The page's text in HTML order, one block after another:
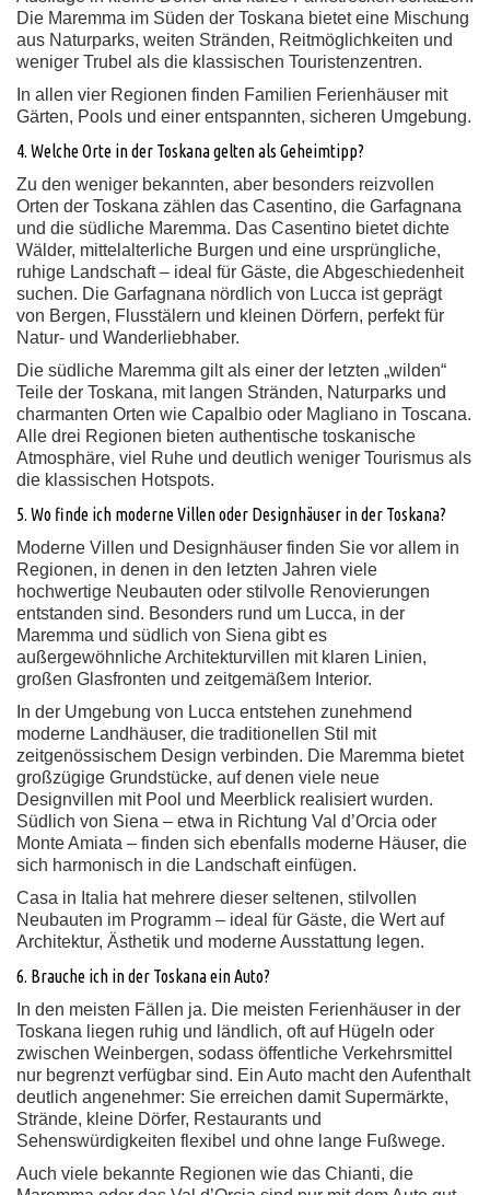
Die Maremma im Süden der Toskana bietet eine Mischung
aus Naturparks, weiten Stränden, Reitmöglichkeiten und
weniger Trubel als die klassischen Touristenzentren.
In allen vier Regionen finden Familien Ferienhäuser mit
Gärten, Pools und einer entspannten, sicheren Umgebung.
4. Welche Orte in der Toskana gelten als Geheimtipp?
Zu den weniger bekannten, aber besonders reizvollen
Orten der Toskana zählen das Casentino, die Garfagnana
und die südliche Maremma. Das Casentino bietet dichte
Wälder, mittelalterliche Burgen und eine ursprüngliche,
ruhige Landschaft – ideal für Gäste, die Abgeschiedenheit
suchen. Die Garfagnana nördlich von Lucca ist geprägt
von Bergen, Flusstälern und kleinen Dörfern, perfekt für
Natur- und Wanderliebhaber.
Die südliche Maremma gilt als einer der letzten „wilden“
Teile der Toskana, mit langen Stränden, Naturparks und
charmanten Orten wie Capalbio oder Magliano in Toscana.
Alle drei Regionen bieten authentische toskanische
Atmosphäre, viel Ruhe und deutlich weniger Tourismus als
die klassischen Hotspots.
5. Wo finde ich moderne Villen oder Designhäuser in der Toskana?
Moderne Villen und Designhäuser finden Sie vor allem in
Regionen, in denen in den letzten Jahren viele
hochwertige Neubauten oder stilvolle Renovierungen
entstanden sind. Besonders rund um Lucca, in der
Maremma und südlich von Siena gibt es
außergewöhnliche Architekturvillen mit klaren Linien,
großen Glasfronten und zeitgemäßem Interior.
In der Umgebung von Lucca entstehen zunehmend
moderne Landhäuser, die traditionellen Stil mit
zeitgenössischem Design verbinden. Die Maremma bietet
großzügige Grundstücke, auf denen viele neue
Designvillen mit Pool und Meerblick realisiert wurden.
Südlich von Siena – etwa in Richtung Val d’Orcia oder
Monte Amiata – finden sich ebenfalls moderne Häuser, die
sich harmonisch in die Landschaft einfügen.
Casa in Italia hat mehrere dieser seltenen, stilvollen
Neubauten im Programm – ideal für Gäste, die Wert auf
Architektur, Ästhetik und moderne Ausstattung legen.
6. Brauche ich in der Toskana ein Auto?
In den meisten Fällen ja. Die meisten Ferienhäuser in der
Toskana liegen ruhig und ländlich, oft auf Hügeln oder
zwischen Weinbergen, sodass öffentliche Verkehrsmittel
nur begrenzt verfügbar sind. Ein Auto macht den Aufenthalt
deutlich angenehmer: Sie erreichen damit Supermärkte,
Strände, kleine Dörfer, Restaurants und
Sehenswürdigkeiten flexibel und ohne lange Fußwege.
Auch viele bekannte Regionen wie das Chianti, die